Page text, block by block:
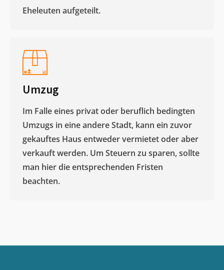
Eheleuten aufgeteilt.​
Umzug
Im Falle eines privat oder beruflich bedingten
Umzugs in eine andere Stadt, kann ein zuvor
gekauftes Haus entweder vermietet oder aber
verkauft werden. Um Steuern zu sparen, sollte
man hier die entsprechenden Fristen
beachten.